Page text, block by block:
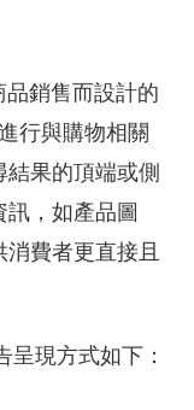
品銷售而設計的
行與購物相關
果的頂端或側
，如產品圖
費者更直接且
呈現方式如下：